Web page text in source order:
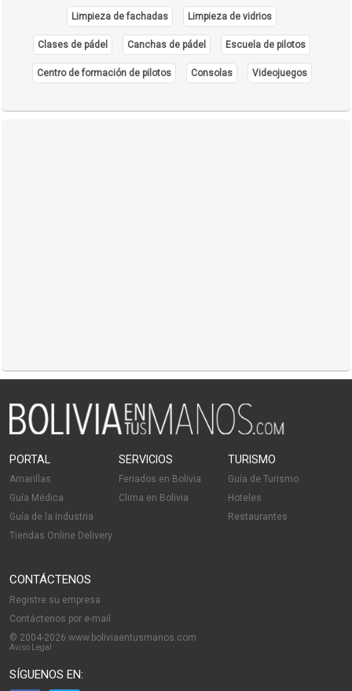
Limpieza de fachadas Limpieza de vidrios
Clases de pádel Canchas de pádel Escuela de pilotos
Centro de formación de pilotos Consolas Videojuegos
PORTAL
Amarillas
Guía Médica
Guía de la Industria
Tiendas Online Delivery
SERVICIOS
Feriados en Bolivia
Clima en Bolivia
TURISMO
Guía de Turismo
Hoteles
Restaurantes
CONTÁCTENOS
Registre su empresa
Contáctenos por e-mail
© 2004-2026 www.boliviaentusmanos.com
Aviso Legal
SÍGUENOS EN: